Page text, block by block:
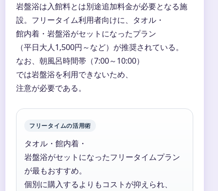
岩盤浴は入館料とは別途追加料金が必要となる施
設。フリータイム利用者向けに、タオル・
館内着・岩盤浴がセットになったプラン
（平日大人1,500円～など）が推奨されている。
なお、朝風呂時間帯（7:00～10:00）
では岩盤浴を利用できないため、
注意が必要である。
フリータイムの活用術
タオル・館内着・
岩盤浴がセットになったフリータイムプラン
が最もおすすめ。
個別に購入するよりもコストが抑えられ、